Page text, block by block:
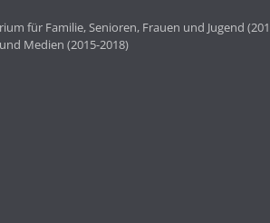
für Familie, Senioren, Frauen und Jugend
Medien (2015-2018)